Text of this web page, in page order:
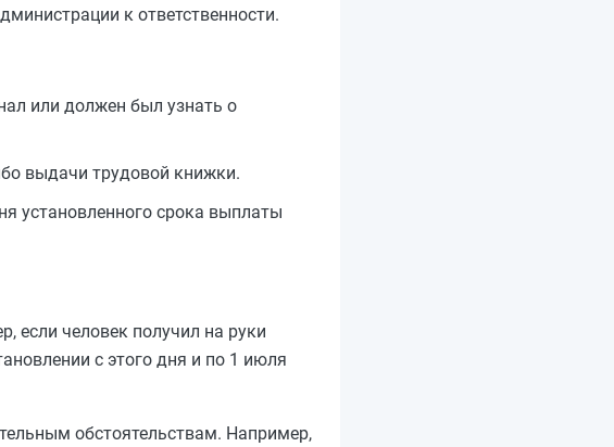
к ответственности.
или должен был узнать о
выдачи трудовой книжки.
установленного срока выплаты
если человек получил на руки
с этого дня и по 1 июля
обстоятельствам. Например,